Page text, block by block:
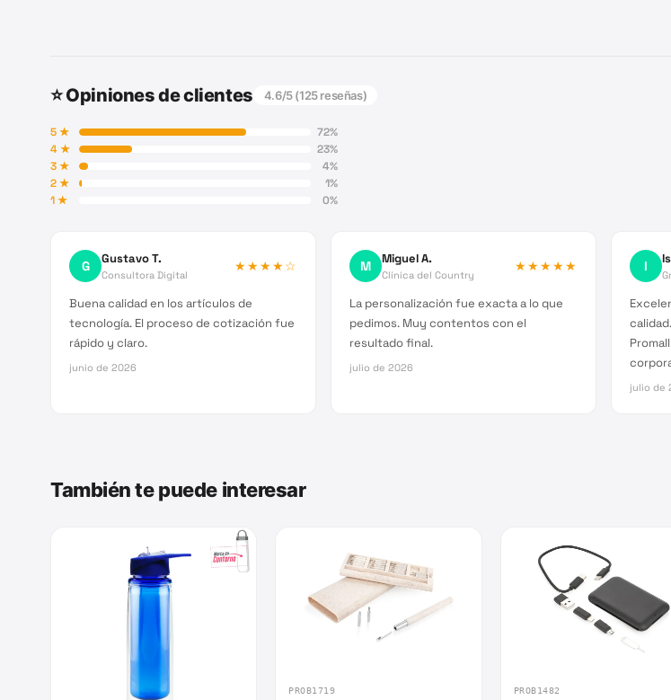
⭐ Opiniones de clientes 4.6/5 (125reseñas)
5★ 72%
4★ 23%
3★ 4%
2★ 1%
1★ 0%
G Gustavo T.
Consultora Digital
★★★★☆
Buena calidad en los artículos de
tecnología. El proceso de cotización fue
rápido y claro.
junio de 2026
M Miguel A.
Clínica del Country
★★★★★
La personalización fue exacta a lo que
pedimos. Muy contentos con el
resultado final.
julio de 2026
I
julio de
También te puede interesar
PROB1719 PROB1482